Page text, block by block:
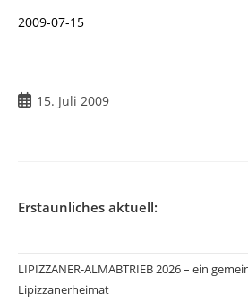
2009-07-15
Beitrag15. Juli 2009
Erstaunliches aktuell:
LIPIZZANER-ALMABTRIEB 2026 – ein
Lipizzanerheimat